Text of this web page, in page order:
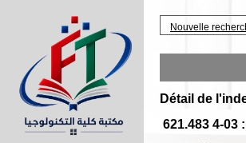
Nouvelle
Détail de
621.483 4-